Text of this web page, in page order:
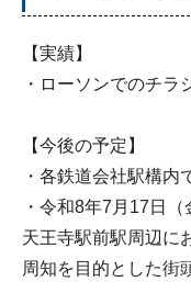
【実績】
・ローソンでのチラ
【今後の予定】
・各鉄道会社駅構
・令和8年7月17日
天王寺駅前駅周辺に
周知を目的とした街